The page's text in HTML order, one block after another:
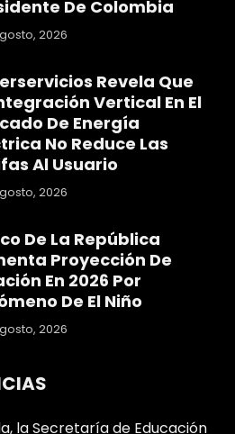
De Colombia
2026
Revela Que
Vertical En El
De Energía
No Reduce Las
Al Usuario
2026
De La República
Proyección De
En 2026 Por
De El Niño
2026
la Secretaría de Educación